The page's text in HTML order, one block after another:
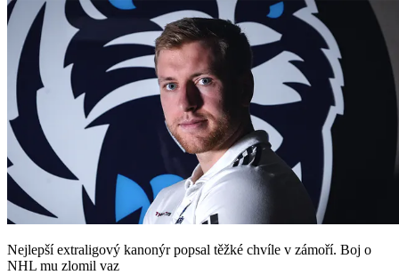
Nejlepší extraligový kanonýr popsal těžké chvíle v zámoří. Boj o
NHL mu zlomil vaz